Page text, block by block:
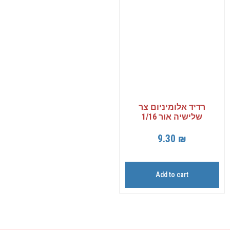
רדיד אלומיניום צר
שלישיה אור 1/16
9.30 ₪
Add to cart